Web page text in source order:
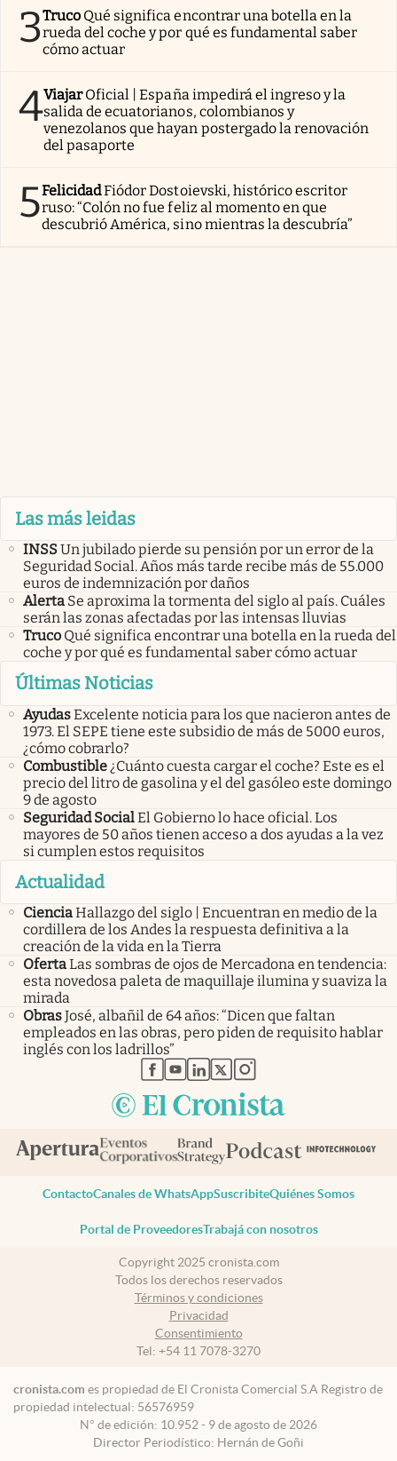
3Truco Qué significa encontrar una botella en la
rueda del coche y por qué es fundamental saber
cómo actuar
4Viajar Oficial | España impedirá el ingreso y la
salida de ecuatorianos, colombianos y
venezolanos que hayan postergado la renovación
del pasaporte
5FelicidadFiódor Dostoievski, histórico escritor
ruso: “Colón no fue feliz al momento en que
descubrió América, sino mientras la descubría”
Las más leidas
INSSUn jubilado pierde su pensión por un error de la
Seguridad Social. Años más tarde recibe más de 55.000
euros de indemnización por daños
Alerta Se aproxima la tormenta del siglo al país. Cuáles
serán las zonas afectadas por las intensas lluvias
Truco Qué significa encontrar una botella en la rueda del
coche y por qué es fundamental saber cómo actuar
Últimas Noticias
AyudasExcelente noticia para los que nacieron antes de
1973. El SEPE tiene este subsidio de más de 5000 euros,
¿cómo cobrarlo?
Combustible ¿Cuánto cuesta cargar el coche? Este es el
precio del litro de gasolina y el del gasóleo este domingo
9 de agosto
Seguridad SocialEl Gobierno lo hace oficial. Los
mayores de 50 años tienen acceso a dos ayudas a la vez
si cumplen estos requisitos
Actualidad
CienciaHallazgo del siglo | Encuentran en medio de la
cordillera de los Andes la respuesta definitiva a la
creación de la vida en la Tierra
OfertaLas sombras de ojos de Mercadona en tendencia:
esta novedosa paleta de maquillaje ilumina y suaviza la
mirada
ObrasJosé, albañil de 64 años: “Dicen que faltan
empleados en las obras, pero piden de requisito hablar
inglés con los ladrillos”
abre en nueva pestaña
abre en nueva pestaña
abre en nueva pestaña
abre en nueva pestaña
abre en nueva pestaña
ContactoCanales de WhatsAppSuscribiteQuiénes Somos
Portal de ProveedoresTrabajá con nosotros
Copyright 2025 cronista.com
Todos los derechos reservados
Términos y condiciones
Privacidad
Consentimiento
Tel: +54 11 7078-3270
cronista.com es propiedad de El Cronista Comercial S.A Registro de
propiedad intelectual: 56576959
N° de edición: 10.952 - 9 de agosto de 2026
Director Periodístico: Hernán de Goñi